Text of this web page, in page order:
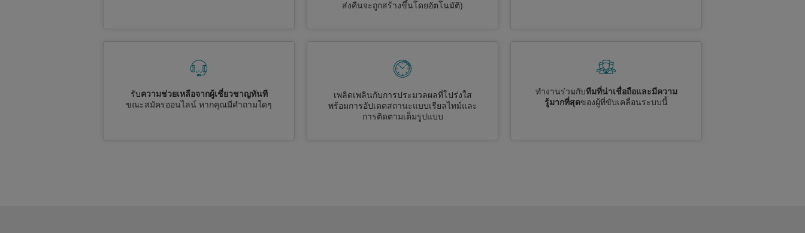
ส่งคืนจะถูกสร้างขึ้นโดยอัตโนมัติ)
รับความช่วยเหลือจากผู้เชี่ยวชาญทันที
ขณะสมัครออนไลน์ หากคุณมีคำถามใดๆ
เพลิดเพลินกับการประมวลผลที่โปร่งใส
พร้อมการอัปเดตสถานะแบบเรียลไทม์และ
การติดตามเต็มรูปแบบ
ทำงานร่วมกับทีมที่น่าเชื่อถือและมีความ
รู้มากที่สุดของผู้ที่ขับเคลื่อนระบบนี้